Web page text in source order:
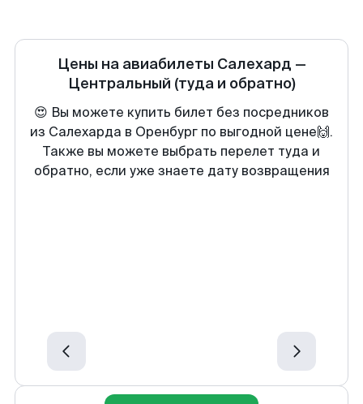
Цены на авиабилеты Салехард —
Центральный (туда и обратно)
😍 Вы можете купить билет без посредников
из Салехарда в Оренбург по выгодной цене🙌.
Также вы можете выбрать перелет туда и
обратно, если уже знаете дату возвращения